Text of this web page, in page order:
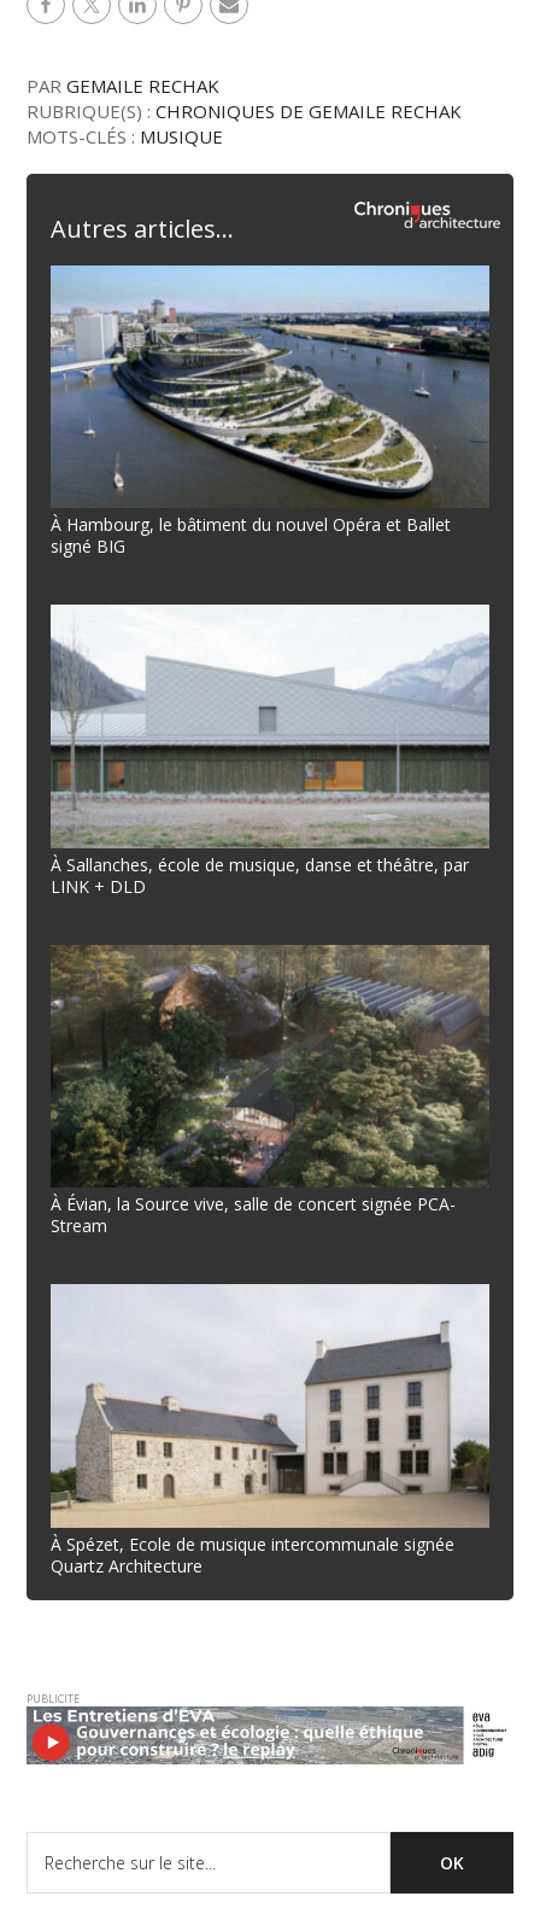
PARGEMAILE RECHAK
RUBRIQUE(S) :CHRONIQUES DE GEMAILE RECHAK
MOTS-CLÉS : MUSIQUE
Autres articles...
À Hambourg, le bâtiment du nouvel Opéra et Ballet
signé BIG
À Sallanches, école de musique, danse et théâtre, par
LINK + DLD
À Évian, la Source vive, salle de concert signée PCA-
Stream
À Spézet, Ecole de musique intercommunale signée
Quartz Architecture
PUBLICITE